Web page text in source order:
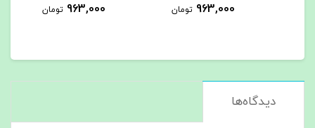
963,000 تومان 963,000 تومان
دیدگاه‌ها